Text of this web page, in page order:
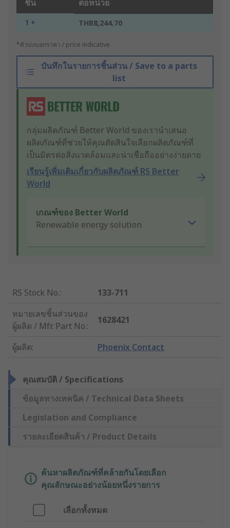
ชิ้น ต่อหน่วย
1 + THB8,244.70
*ตัวบ่งบอกราคา / price indicative
บันทึกในรายการชิ้นส่วน / Save to a parts
list
กลุ่มผลิตภัณฑ์ Better World ของเรานำเสนอ
ผลิตภัณฑ์ที่ช่วยให้คุณตัดสินใจเลือกผลิตภัณฑ์ที่
เป็นมิตรต่อสิ่งแวดล้อมและน่าเชื่อถืออย่างง่ายดาย
เรียนรู้เพิ่มเติมเกี่ยวกับผลิตภัณฑ์ RS Better
World
เกณฑ์ของ Better World
Renewable energy solution
RS Stock No.:
133-711
หมายเลขชิ้นส่วนของ
ผู้ผลิต / Mfr. Part No.:
1628421
ผู้ผลิต: Phoenix Contact
คุณสมบัติ / Specifications
ข้อมูลทางเทคนิค / Technical Data Sheets
Legislation and Compliance
รายละเอียดสินค้า / Product Details
ค้นหาผลิตภัณฑ์ที่คล้ายกันโดยเลือก
คุณลักษณะอย่างน้อยหนึ่งรายการ
เลือกทั้งหมด